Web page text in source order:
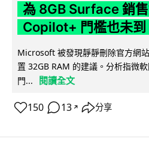
為 8GB Surface 銷
Copilot+ 門檻也未到
Microsoft 被發現靜靜刪除官方網
置 32GB RAM 的建議。分析指微
門...
閱讀全文
150 13 ↗ 分享